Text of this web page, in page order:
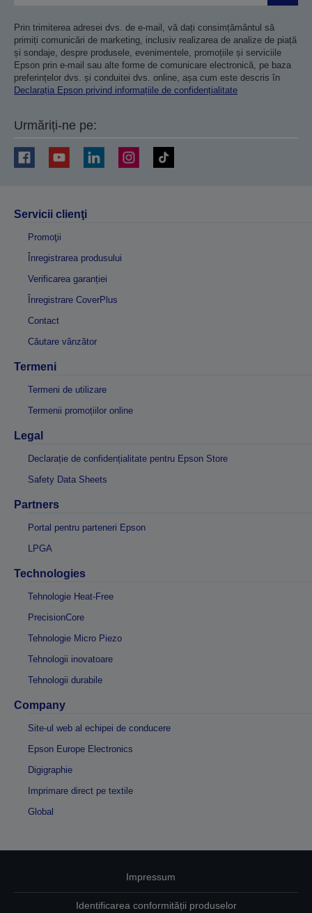
Prin trimiterea adresei dvs. de e-mail, vă dați consimțământul să
primiți comunicări de marketing, inclusiv realizarea de analize de piață
și sondaje, despre produsele, evenimentele, promoțiile și serviciile
Epson prin e-mail sau alte forme de comunicare electronică, pe baza
preferințelor dvs. și conduitei dvs. online, așa cum este descris în
Declarația Epson privind informațiile de confidențialitate
Urmăriți-ne pe:
Servicii clienţi
Promoţii
Înregistrarea produsului
Verificarea garanției
Înregistrare CoverPlus
Contact
Căutare vânzător
Termeni
Termeni de utilizare
Termenii promoțiilor online
Legal
Declarație de confidențialitate pentru Epson Store
Safety Data Sheets
Partners
Portal pentru parteneri Epson
LPGA
Technologies
Tehnologie Heat-Free
PrecisionCore
Tehnologie Micro Piezo
Tehnologii inovatoare
Tehnologii durabile
Company
Site-ul web al echipei de conducere
Epson Europe Electronics
Digigraphie
Imprimare direct pe textile
Global
Impressum
Identificarea conformității produselor